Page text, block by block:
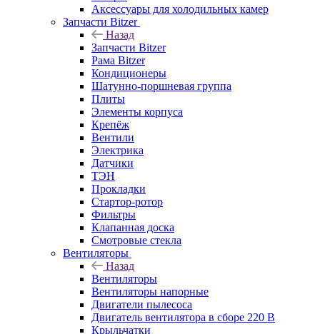
Аксессуары для холодильных камер
Запчасти Bitzer
Назад
Запчасти Bitzer
Рама Bitzer
Кондиционеры
Шатунно-поршневая группа
Плиты
Элементы корпуса
Крепёж
Вентили
Электрика
Датчики
ТЭН
Прокладки
Стартор-ротор
Фильтры
Клапанная доска
Смотровые стекла
Вентиляторы
Назад
Вентиляторы
Вентиляторы напорные
Двигатели пылесоса
Двигатель вентилятора в сборе 220 В
Крыльчатки